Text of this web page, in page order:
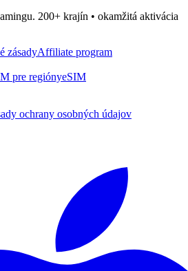
200+ krajín • okamžitá aktivácia
zásadyAffiliate program
pre regiónyeSIM
ochrany osobných údajov